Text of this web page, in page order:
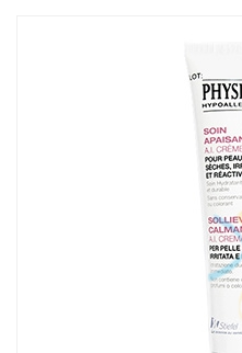
Lenitiva